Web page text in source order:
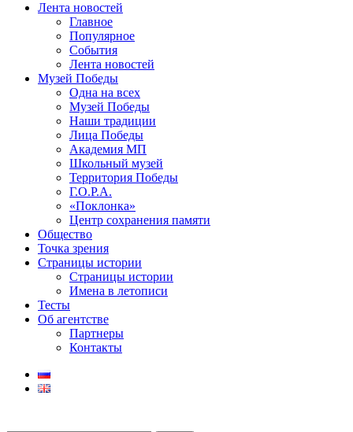
Лента новостей
Главное
Популярное
События
Лента новостей
Музей Победы
Одна на всех
Музей Победы
Наши традиции
Лица Победы
Академия МП
Школьный музей
Территория Победы
Г.О.Р.А.
«Поклонка»
Центр сохранения памяти
Общество
Точка зрения
Страницы истории
Страницы истории
Имена в летописи
Тесты
Об агентстве
Партнеры
Контакты